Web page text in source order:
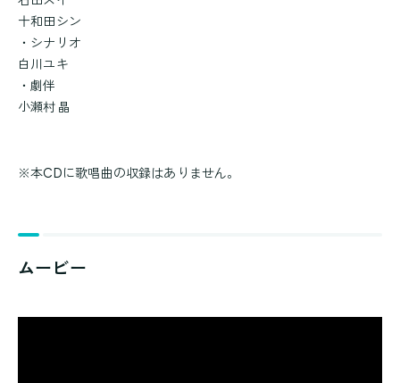
十和田シン
・シナリオ
白川ユキ
・劇伴
小瀬村 晶
※本CDに歌唱曲の収録はありません。
ムービー